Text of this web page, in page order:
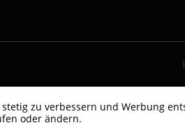
zu verbessern und Werbung
oder ändern.